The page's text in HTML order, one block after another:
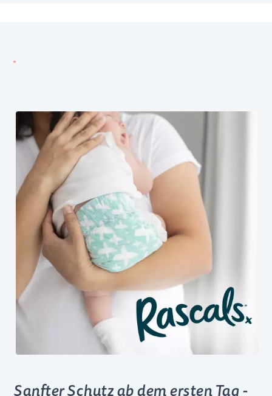
Sanfter Schutz ab dem ersten Tag -